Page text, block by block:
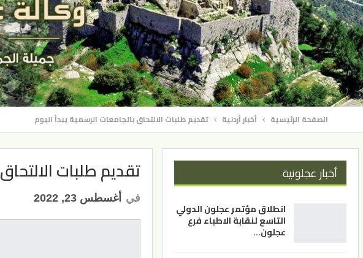
الصفحة الرئيسية أخبار أردنية تقديم طلبات الالتحاق بالجامعات الرسمية يبدأ اليوم
تقديم طلبات
في أغسطس 23, 2022
أخبار عجلونية
انطلاق مؤتمر عجلون الدولي
التاسع لنقابة الاطباء فرع
عجلون…